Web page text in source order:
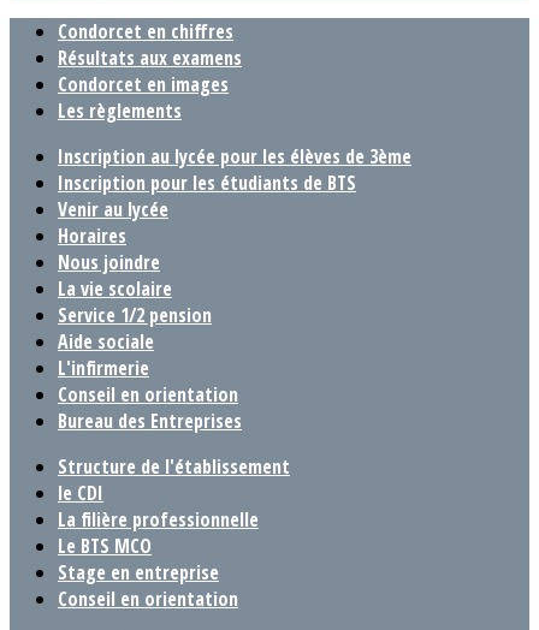
Condorcet en chiffres
Résultats aux examens
Condorcet en images
Les règlements
Inscription au lycée pour les élèves de 3ème
Inscription pour les étudiants de BTS
Venir au lycée
Horaires
Nous joindre
La vie scolaire
Service 1/2 pension
Aide sociale
L'infirmerie
Conseil en orientation
Bureau des Entreprises
Structure de l'établissement
le CDI
La filière professionnelle
Le BTS MCO
Stage en entreprise
Conseil en orientation